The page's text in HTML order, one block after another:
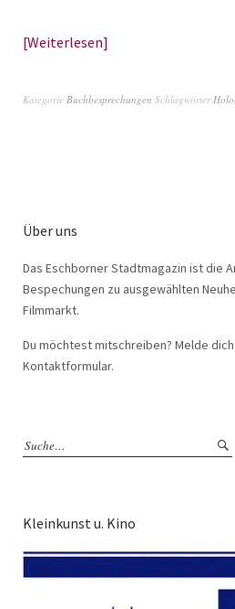
Weiterlesen
Kategorie Buchbesprechungen Schlagwörter
Über uns
Das Eschborner Stadtmagazin ist die
Bespechungen zu ausgewählten
Filmmarkt.
Du möchtest mitschreiben? Melde
Kontaktformular.
Kleinkunst u. Kino